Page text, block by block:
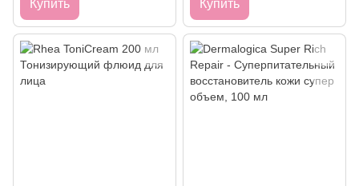
Купить Купить